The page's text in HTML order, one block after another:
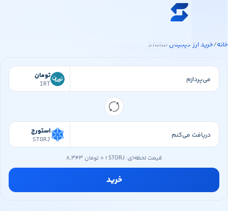
محتوای اصلی
خرید ارز دیجیتال
قیمت ارز دیجیتال
سواپ‌مگ
ارز دیجیتال/
STORJ
تومان
IRT
استورج
STORJ
قیمت لحظه‌ای:۱ STORJ=۸,۳۴۳ تومان